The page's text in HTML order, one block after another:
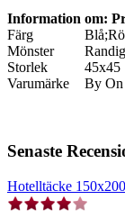
Information om:
Färg
Mönster
Storlek
45x45
Varumärke
By On
Senaste
Hotelltäcke